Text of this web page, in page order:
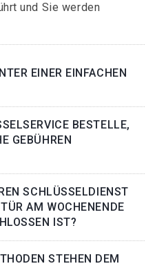
und Sie werden
EINER EINFACHEN
BESTELLE,
GEBÜHREN
SCHLÜSSELDIENST
AM WOCHENENDE
IST?
STEHEN DEM